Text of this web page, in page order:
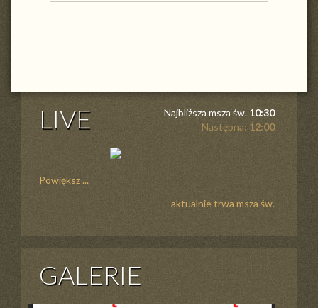
LIVE Najbliższa msza św. 10:30
Następna: 12:00
Powiększ ...
aktualnie trwa msza św.
GALERIE